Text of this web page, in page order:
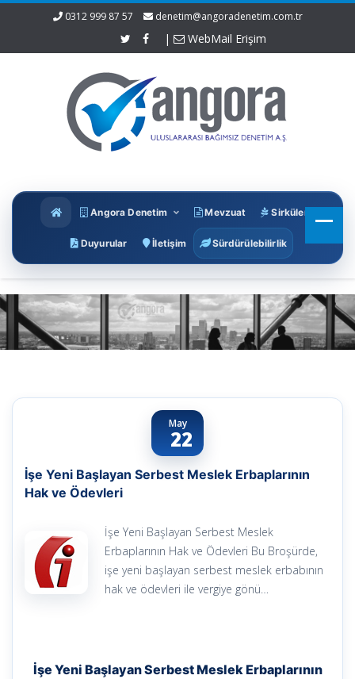
0312 999 87 57 denetim@angoradenetim.com.tr
| WebMail Erişim
Angora Denetim Mevzuat Sirküler
Duyurular İletişim Sürdürülebilirlik
May
22
İşe Yeni Başlayan Serbest Meslek Erbaplarının
Hak ve Ödevleri
İşe Yeni Başlayan Serbest Meslek
Erbaplarının Hak ve Ödevleri Bu Broşürde,
işe yeni başlayan serbest meslek erbabının
hak ve ödevleri ile vergiye gönü…
İşe Yeni Başlayan Serbest Meslek Erbaplarının